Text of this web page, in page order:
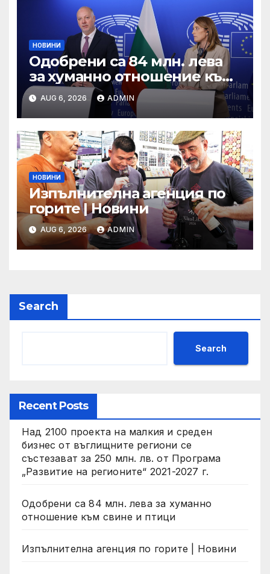
регионите“ 2021-2027 г.
НОВИНИ
Одобрени са 84 млн. лева
за хуманно отношение към
свине и птици
AUG 6, 2026 ADMIN
НОВИНИ
Изпълнителна агенция по
горите | Новини
AUG 6, 2026 ADMIN
Search
Search
Recent Posts
Над 2100 проекта на малкия и среден
бизнес от въглищните региони се
състезават за 250 млн. лв. от Програма
„Развитие на регионите“ 2021-2027 г.
Одобрени са 84 млн. лева за хуманно
отношение към свине и птици
Изпълнителна агенция по горите | Новини